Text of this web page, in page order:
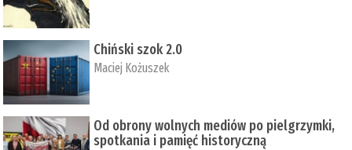
Chiński szok 2.0
Maciej Kożuszek
Od obrony wolnych mediów po pielgrzymki,
spotkania i pamięć historyczną